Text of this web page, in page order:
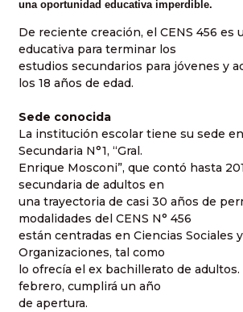
una oportunidad educativa imperdible.
De reciente creación, el CENS 456 es
educativa para terminar los
estudios secundarios para jóvenes y
los 18 años de edad.
Sede conocida
La institución escolar tiene su sede
Secundaria N°1, “Gral.
Enrique Mosconi”, que contó hasta
secundaria de adultos en
una trayectoria de casi 30 años de
modalidades del CENS N° 456
están centradas en Ciencias Sociales
Organizaciones, tal como
lo ofrecía el ex bachillerato de
febrero, cumplirá un año
de apertura.